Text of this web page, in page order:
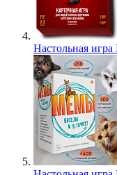
Настольная